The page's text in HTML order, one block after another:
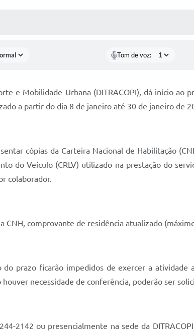
Tom de voz:
e Mobilidade Urbana (DITRACOPI), dá início ao
a partir do dia 8 de janeiro até 30 de janeiro de
cópias da Carteira Nacional de Habilitação
do Veículo (CRLV) utilizado na prestação do
colaborador.
CNH, comprovante de residência atualizado
prazo ficarão impedidos de exercer a
necessidade de conferência, poderão ser
2142 ou presencialmente na sede da